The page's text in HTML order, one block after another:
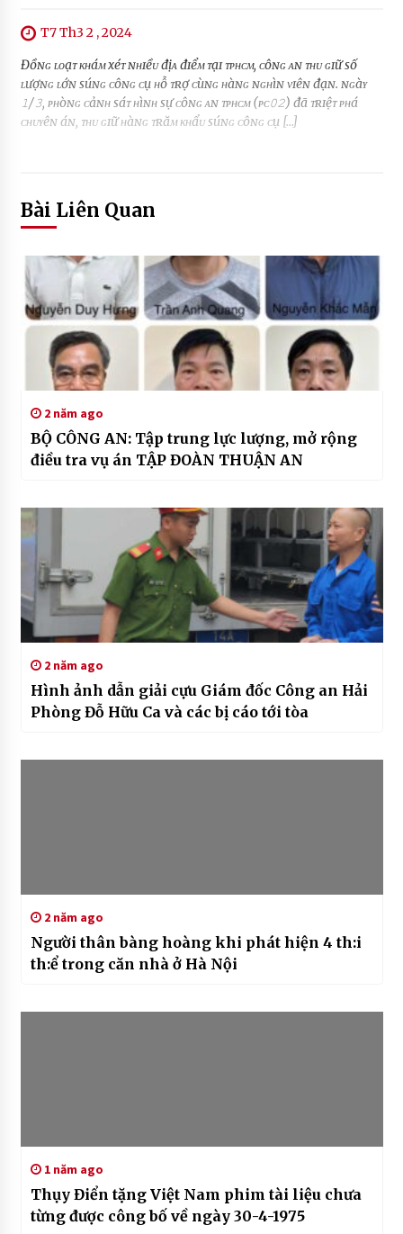
T7 Th3 2 , 2024
Đồɴɢ ʟᴏạᴛ ᴋʜáᴍ xéᴛ ɴʜɪềᴜ địᴀ đɪểᴍ ᴛạɪ ᴛᴘʜᴄᴍ, ᴄôɴɢ ᴀɴ ᴛʜᴜ ɢɪữ số
ʟượɴɢ ʟớɴ súɴɢ ᴄôɴɢ ᴄụ ʜỗ ᴛʀợ ᴄùɴɢ ʜàɴɢ ɴɢʜìɴ ᴠɪêɴ đạɴ. ɴɢàʏ
𝟷/𝟹, ᴘʜòɴɢ ᴄảɴʜ sáᴛ ʜìɴʜ sự ᴄôɴɢ ᴀɴ ᴛᴘʜᴄᴍ (ᴘᴄ𝟶𝟸) đã ᴛʀɪệᴛ ᴘʜá
ᴄʜᴜʏêɴ áɴ, ᴛʜᴜ ɢɪữ ʜàɴɢ ᴛʀăᴍ ᴋʜẩᴜ súɴɢ ᴄôɴɢ ᴄụ […]
Bài Liên Quan
2 năm ago
BỘ CÔNG AN: Tập trung lực lượng, mở rộng
điều tra vụ án TẬP ĐOÀN THUẬN AN
2 năm ago
Hình ảnh dẫn giải cựu Giám đốc Công an Hải
Phòng Đỗ Hữu Ca và các bị cáo tới tòa
2 năm ago
Người thân bàng hoàng khi phát hiện 4 th:i
th:ể trong căn nhà ở Hà Nội
1 năm ago
Thụy Điển tặng Việt Nam phim tài liệu chưa
từng được công bố về ngày 30-4-1975